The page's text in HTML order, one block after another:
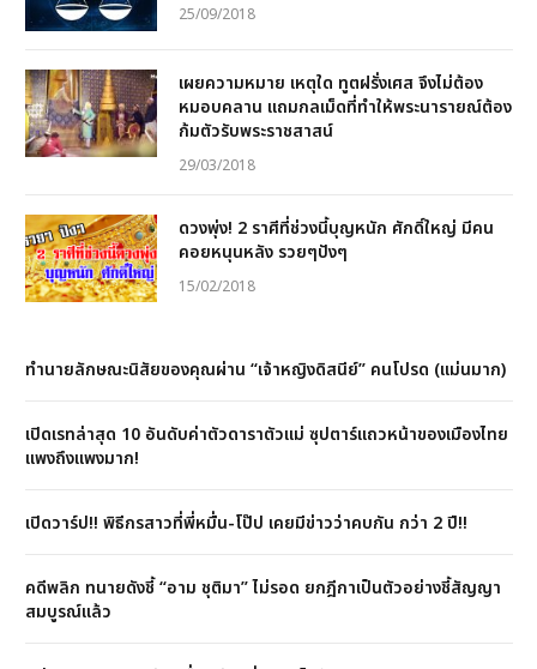
25/09/2018
เผยความหมาย เหตุใด ทูตฝรั่งเศส จึงไม่ต้อง
หมอบคลาน แถมกลเม็ดที่ทำให้พระนารายณ์ต้อง
ก้มตัวรับพระราชสาสน์
29/03/2018
ดวงพุ่ง! 2 ราศีที่ช่วงนี้บุญหนัก ศักดิ์ใหญ่ มีคน
คอยหนุนหลัง รวยๆปังๆ
15/02/2018
ทำนายลักษณะนิสัยของคุณผ่าน “เจ้าหญิงดิสนีย์” คนโปรด (แม่นมาก)
เปิดเรทล่าสุด 10 อันดับค่าตัวดาราตัวแม่ ซุปตาร์แถวหน้าของเมืองไทย
แพงถึงแพงมาก!
เปิดวาร์ป!! พิธีกรสาวที่พี่หมื่น-โป๊ป เคยมีข่าวว่าคบกัน กว่า 2 ปี!!
คดีพลิก ทนายดังชี้ “อาม ชุติมา” ไม่รอด ยกฎีกาเป็นตัวอย่างชี้สัญญา
สมบูรณ์แล้ว